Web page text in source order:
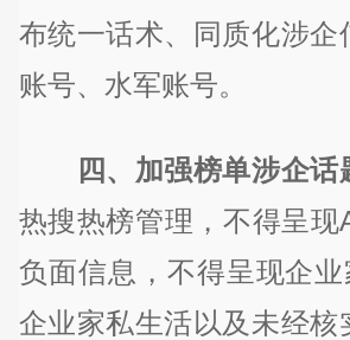
布统一话术、同质化涉企
账号、水军账号。
四、加强榜单涉企话
热搜热榜管理，不得呈现
负面信息，不得呈现企业
企业家私生活以及未经核